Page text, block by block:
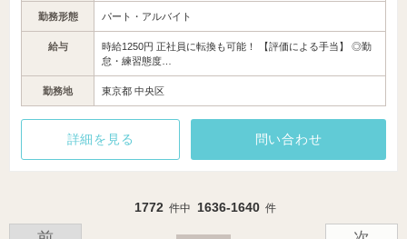
勤務形態 パート・アルバイト
給与
時給1250円 正社員に転換も可能！ 【評価による手当】 ◎勤
怠・練習態度…
勤務地 東京都 中央区
詳細を見る 問い合わせ
1772 件中 1636-1640 件